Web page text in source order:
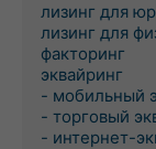
лизинг для
лизинг для
факторинг
эквайринг
- мобильный
- торговый
- интернет-